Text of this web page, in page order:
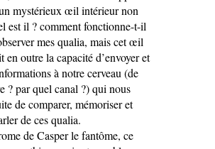
mystérieux œil intérieur non
est il ? comment fonctionne-t-il
mes qualia, mais cet œil
en outre la capacité d’envoyer et
à notre cerveau (de
? par quel canal ?) qui nous
de comparer, mémoriser et
de ces qualia.
de Casper le fantôme, ce